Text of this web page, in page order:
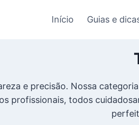
Início Guias e
e precisão. Nossa
profissionais, todos